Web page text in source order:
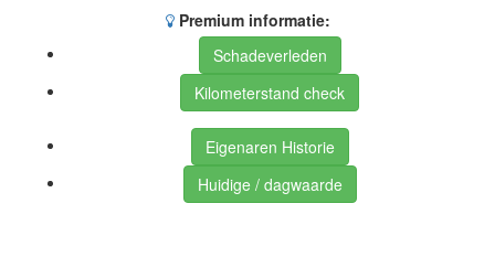
Premium informatie:
Schadeverleden
Kilometerstand check
Eigenaren Historie
Huidige / dagwaarde